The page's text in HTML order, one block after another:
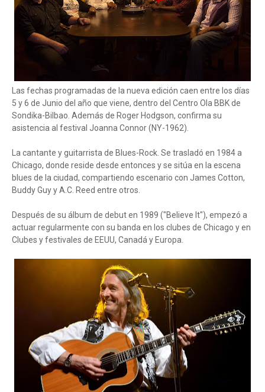
Las fechas programadas de la nueva edición caen entre los días
5 y 6 de Junio del año que viene, dentro del Centro Ola BBK de
Sondika-Bilbao. Además de Roger Hodgson, confirma su
asistencia al festival Joanna Connor (NY-1962).
La cantante y guitarrista de Blues-Rock. Se trasladó en 1984 a
Chicago, donde reside desde entonces y se sitúa en la escena
blues de la ciudad, compartiendo escenario con James Cotton,
Buddy Guy y A.C. Reed entre otros.
Después de su álbum de debut en 1989 ("Believe It"), empezó a
actuar regularmente con su banda en los clubes de Chicago y en
Clubes y festivales de EEUU, Canadá y Europa.